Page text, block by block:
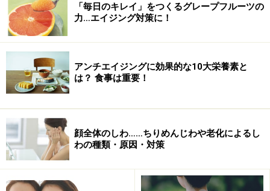
年齢を重ねると体型を隠して、目立たない黒、茶、グレ
ーなどの服を選びがちです。でも南仏では、50代以上の
女性たちのファッションがとてもカラフルです。赤いワ
ンピースやピンクのジャケット、ビビッドなマルチカラ
ーのタンクトップなど、年齢とともにカラフルな服を上
手に着こなしています。
デザインも、体型を隠すものよりも、肌を見せたり、胸
「毎日のキレイ」をつくるグレープフルーツの
力…エイジング対策に！
アンチエイジングに効果的な10大栄養素と
は？ 食事は重要！
顔全体のしわ……ちりめんじわや老化によるし
わの種類・原因・対策